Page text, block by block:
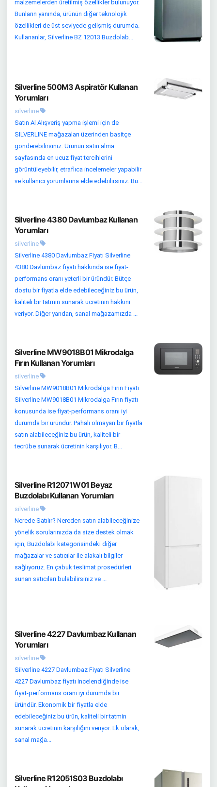
malzemelerden üretilmiş özellikler bulunuyor.
Bunların yanında, ürünün diğer teknolojik
özellikleri de üst seviyede gelişmiş durumda.
Kullananlar, Silverline BZ 12013 Buzdolab...
Silverline 500M3 Aspiratör Kullanan
Yorumları
silverline
Satın Al Alışveriş yapma işlemi için de
SILVERLINE mağazaları üzerinden basitçe
gönderebilirsiniz. Ürünün satın alma
sayfasında en ucuz fiyat tercihlerini
görüntüleyebilir, etraflıca incelemeler yapabilir
ve kullanıcı yorumlarına elde edebilirsiniz. Bu...
Silverline 4380 Davlumbaz Kullanan
Yorumları
silverline
Silverline 4380 Davlumbaz Fiyatı Silverline
4380 Davlumbaz fiyatı hakkında ise fiyat-
performans oranı yeterli bir üründür. Bütçe
dostu bir fiyatla elde edebileceğiniz bu ürün,
kaliteli bir tatmin sunarak ücretinin hakkını
veriyor. Diğer yandan, sanal mağazamızda ...
Silverline MW9018B01 Mikrodalga
Fırın Kullanan Yorumları
silverline
Silverline MW9018B01 Mikrodalga Fırın Fiyatı
Silverline MW9018B01 Mikrodalga Fırın fiyatı
konusunda ise fiyat-performans oranı iyi
durumda bir üründür. Pahalı olmayan bir fiyatla
satın alabileceğiniz bu ürün, kaliteli bir
tecrübe sunarak ücretinin karşılıyor. B...
Silverline R12071W01 Beyaz
Buzdolabı Kullanan Yorumları
silverline
Nerede Satılır? Nereden satın alabileceğinize
yönelik sorularınızda da size destek olmak
için, Buzdolabı kategorisindeki diğer
mağazalar ve satıcılar ile alakalı bilgiler
sağlıyoruz. En çabuk teslimat prosedürleri
sunan satıcıları bulabilirsiniz ve ...
Silverline 4227 Davlumbaz Kullanan
Yorumları
silverline
Silverline 4227 Davlumbaz Fiyatı Silverline
4227 Davlumbaz fiyatı incelendiğinde ise
fiyat-performans oranı iyi durumda bir
üründür. Ekonomik bir fiyatla elde
edebileceğiniz bu ürün, kaliteli bir tatmin
sunarak ücretinin karşılığını veriyor. Ek olarak,
sanal mağa...
Silverline R12051S03 Buzdolabı